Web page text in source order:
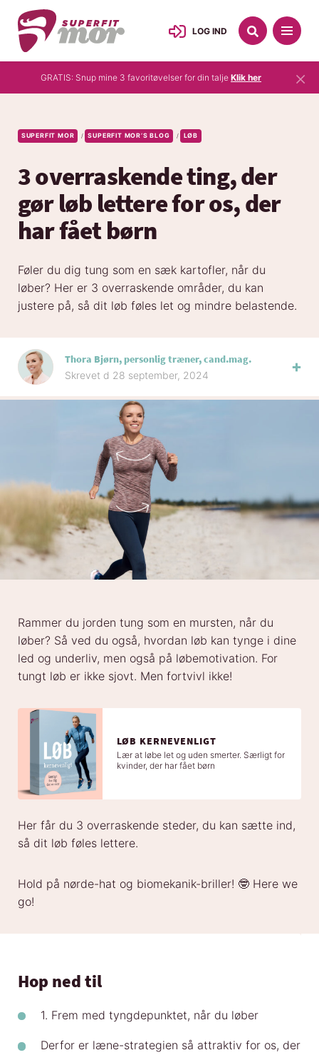
LOG IND
GRATIS: Snup mine 3 favoritøvelser for din talje Klik her ×
SUPERFIT MOR / SUPERFIT MOR’S BLOG / LØB
3 overraskende ting, der
gør løb lettere for os, der
har fået børn
Føler du dig tung som en sæk kartofler, når du
løber? Her er 3 overraskende områder, du kan
justere på, så dit løb føles let og mindre belastende.
Thora Bjørn, personlig træner, cand.mag.
Skrevet d 28 september, 2024
Rammer du jorden tung som en mursten, når du
løber? Så ved du også, hvordan løb kan tynge i dine
led og underliv, men også på løbemotivation. For
tungt løb er ikke sjovt. Men fortvivl ikke!
LØB KERNEVENLIGT
Lær at løbe let og uden smerter. Særligt for
kvinder, der har fået børn
Her får du 3 overraskende steder, du kan sætte ind,
så dit løb føles lettere.
Hold på nørde-hat og biomekanik-briller! 🤓 Here we
go!
Hop ned til
1. Frem med tyngdepunktet, når du løber
Derfor er læne-strategien så attraktiv for os, der